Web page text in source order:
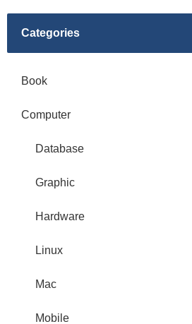
Categories
Book
Computer
Database
Graphic
Hardware
Linux
Mac
Mobile